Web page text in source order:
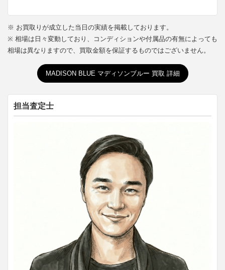
※ お買取りが成立した当日の実績を掲載しております。
※ 相場は日々変動しており、コンディションや付属品の有無によっても
相場は異なりますので、買取金額を保証するものではございません。
MADISON BLUE マディソンブルー 買取 詳細
担当査定士